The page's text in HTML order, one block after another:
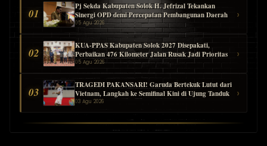
01
Pj Sekda Kabupaten Solok H. Jefrizal Tekankan
Sinergi OPD demi Percepatan Pembangunan Daerah
05 Agu 2026
›
02
KUA-PPAS Kabupaten Solok 2027 Disepakati,
Perbaikan 476 Kilometer Jalan Rusak Jadi Prioritas
05 Agu 2026
›
03
TRAGEDI PAKANSARI! Garuda Bertekuk Lutut dari
Vietnam, Langkah ke Semifinal Kini di Ujung Tanduk
03 Agu 2026
›